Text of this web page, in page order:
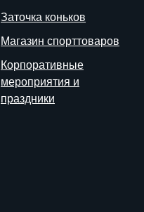
Заточка коньков
Магазин спорттоваров
Корпоративные
мероприятия и
праздники